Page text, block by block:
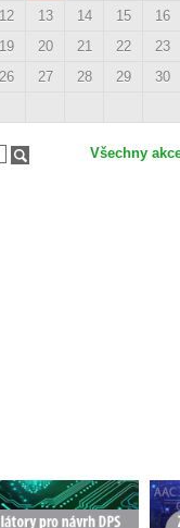
12 13 14 15
16
19 20 21 22
23
26 27 28 29
30
Všechny